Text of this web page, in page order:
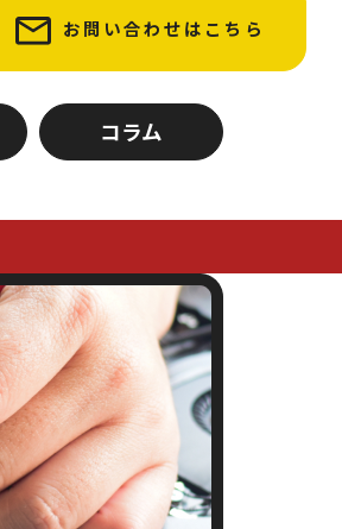
お問い合わせはこちら
コラム